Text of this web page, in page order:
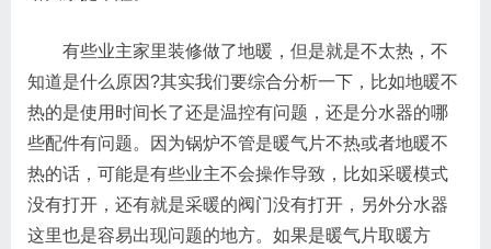
有些业主家里装修做了地暖，但是就是不太热，不
知道是什么原因?其实我们要综合分析一下，比如地暖不
热的是使用时间长了还是温控有问题，还是分水器的哪
些配件有问题。因为锅炉不管是暖气片不热或者地暖不
热的话，可能是有些业主不会操作导致，比如采暖模式
没有打开，还有就是采暖的阀门没有打开，另外分水器
这里也是容易出现问题的地方。如果是暖气片取暖方